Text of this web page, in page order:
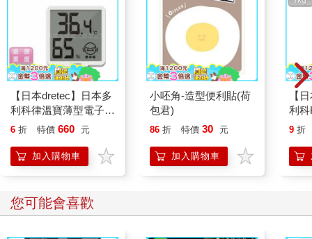
【日本dretec】日本多
利科律溫寶薄型電子溫
濕度計-白色-可掛式
6 折 特價 660 元
加入購物車
小呸角-造型便利貼(荷
包君)
86 折 特價 30 元
加入購物車
【
利科
理
9 折
您可能會喜歡